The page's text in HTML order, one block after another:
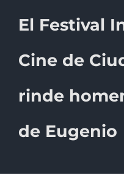
El Festival
Cine de
rinde
de Eugenio